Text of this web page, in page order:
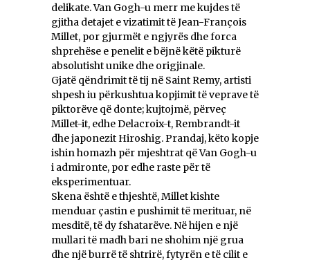
delikate. Van Gogh-u merr me kujdes të
gjitha detajet e vizatimit të Jean-François
Millet, por gjurmët e ngjyrës dhe forca
shprehëse e penelit e bëjnë këtë pikturë
absolutisht unike dhe origjinale.
Gjatë qëndrimit të tij në Saint Remy, artisti
shpesh iu përkushtua kopjimit të veprave të
piktorëve që donte; kujtojmë, përveç
Millet-it, edhe Delacroix-t, Rembrandt-it
dhe japonezit Hiroshig. Prandaj, këto kopje
ishin homazh për mjeshtrat që Van Gogh-u
i admironte, por edhe raste për të
eksperimentuar.
Skena është e thjeshtë, Millet kishte
menduar çastin e pushimit të merituar, në
mesditë, të dy fshatarëve. Në hijen e një
mullari të madh bari ne shohim një grua
dhe një burrë të shtrirë, fytyrën e të cilit e